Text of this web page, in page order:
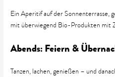
Ein Aperitif auf der Sonnenterrasse,
mit überwiegend Bio-Produkten mit
Abends: Feiern &
Tanzen, lachen, genießen – und